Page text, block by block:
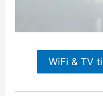
WiFi & TV